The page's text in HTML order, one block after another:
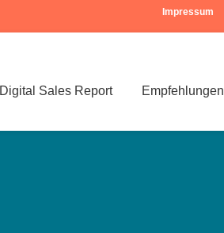
Impressum
Digital Sales Report Empfehlungen